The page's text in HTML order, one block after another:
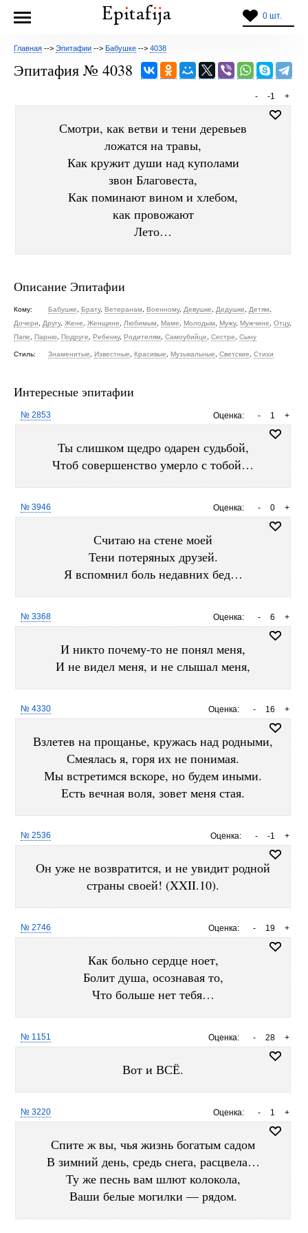
0 шт.
Главная --> Эпитафии --> Бабушке --> 4038
Эпитафия № 4038
+
-1
-
Смотри, как ветви и тени деревьев
ложатся на травы,
Как кружит души над куполами
звон Благовеста,
Как поминают вином и хлебом,
как провожают
Лето…
Описание Эпитафии
Кому: Бабушке Брату, Ветеранам Военному, Девушке Дедушке Детям
Дочери
Другу, Жене Женщине Любимым Маме Молодым Мужу, Мужчине Отцу,
Папе
Парню Подруге Ребенку, Родителям Самоубийце Сестре Сыну
Стиль: Знаменитые Известные Красивые Музыкальные Светские Стихи
Интересные эпитафии
Оценка: +
1
-
№ 2853
Ты слишком щедро одарен судьбой,
Чтоб совершенство умерло с тобой…
Оценка: +
0
-
№ 3946
Считаю на стене моей
Тени потеряных друзей.
Я вспомнил боль недавних бед…
Оценка: +
6
-
№ 3368
И никто почему-то не понял меня,
И не видел меня, и не слышал меня,
Оценка: +
16
-
№ 4330
Взлетев на прощанье, кружась над родными,
Смеялась я, горя их не понимая.
Мы встретимся вскоре, но будем иными.
Есть вечная воля, зовет меня стая.
Оценка: +
-1
-
№ 2536
Он уже не возвратится, и не увидит родной
страны своей! (XXII.10).
Оценка: +
19
-
№ 2746
Как больно сердце ноет,
Болит душа, осознавая то,
Что больше нет тебя…
Оценка: +
28
-
№ 1151
Вот и ВСЁ.
Оценка: +
1
-
№ 3220
Спите ж вы, чья жизнь богатым садом
В зимний день, средь снега, расцвела…
Ту же песнь вам шлют колокола,
Ваши белые могилки — рядом.